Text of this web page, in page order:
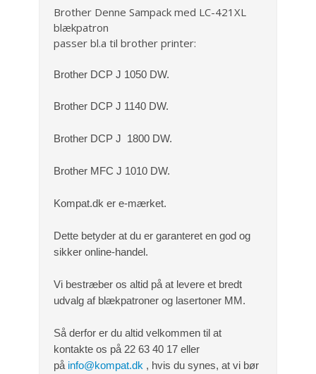
Brother Denne Sampack med LC-421XL
blækpatron
passer bl.a til brother printer:
Brother DCP J 1050 DW.
Brother DCP J 1140 DW.
Brother DCP J 1800 DW.
Brother MFC J 1010 DW.
Kompat.dk er e-mærket.
Dette betyder at du er garanteret en god og
sikker online-handel.
Vi bestræber os altid på at levere et bredt
udvalg af blækpatroner og lasertoner MM.
Så derfor er du altid velkommen til at
kontakte os på 22 63 40 17 eller
på info@kompat.dk , hvis du synes, at vi bør